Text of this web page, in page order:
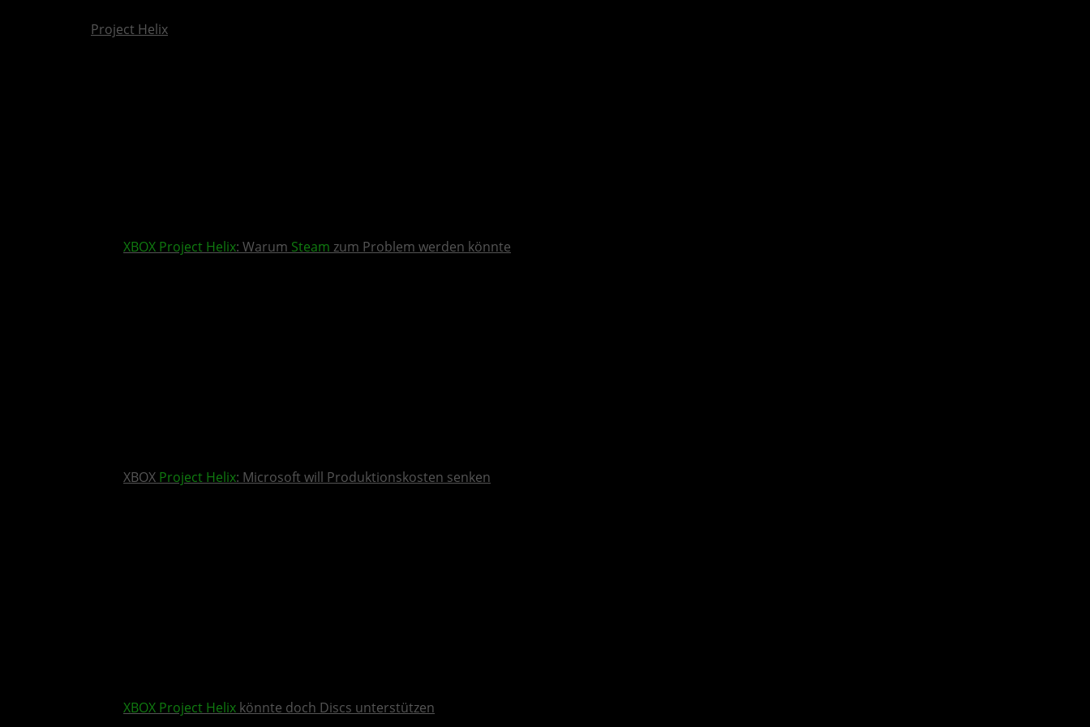
Project Helix
XBOX Project Helix: Warum Steam zum Problem werden könnte
XBOX Project Helix: Microsoft will Produktionskosten senken
XBOX Project Helix könnte doch Discs unterstützen